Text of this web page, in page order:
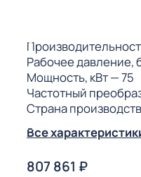
Рабочее давление,
Мощность, кВт— 75
Частотный
Страна
Все
807 861 ₽
АИ